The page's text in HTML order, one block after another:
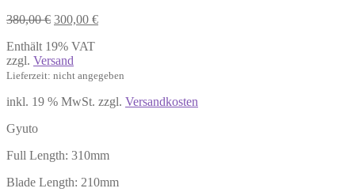
380,00€ Ursprünglicher
war:
380,00 €
300,00 €Aktueller
Enthält 19% VAT
zzgl. Versand
Lieferzeit: nicht angegeben
inkl. 19 % MwSt. zzgl. Versandkosten
Gyuto
Full Length: 310mm
Blade Length: 210mm